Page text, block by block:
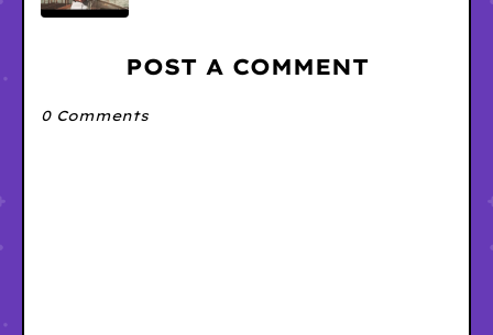
POST A COMMENT
0 Comments